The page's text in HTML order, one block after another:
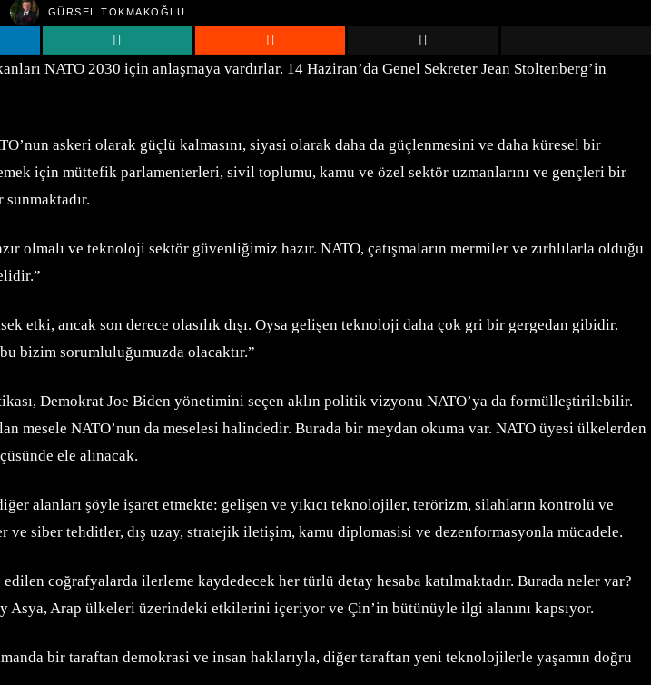
GÜRSEL TOKMAKOĞLU
NATO 2030 için anlaşmaya vardırlar. 14 Haziran’da Genel Sekreter Jean Stoltenberg’in
askeri olarak güçlü kalmasını, siyasi olarak daha da güçlenmesini ve daha küresel bir
için müttefik parlamenterleri, sivil toplumu, kamu ve özel sektör uzmanlarını ve gençleri bir
olmalı ve teknoloji sektör güvenliğimiz hazır. NATO, çatışmaların mermiler ve zırhlılarla olduğu
etki, ancak son derece olasılık dışı. Oysa gelişen teknoloji daha çok gri bir gergedan gibidir.
bizim sorumluluğumuzda olacaktır.”
Demokrat Joe Biden yönetimini seçen aklın politik vizyonu NATO’ya da formülleştirilebilir.
NATO’nun da meselesi halindedir. Burada bir meydan okuma var. NATO üyesi ülkelerden
ele alınacak.
alanları şöyle işaret etmekte: gelişen ve yıkıcı teknolojiler, terörizm, silahların kontrolü ve
siber tehditler, dış uzay, stratejik iletişim, kamu diplomasisi ve dezenformasyonla mücadele.
coğrafyalarda ilerleme kaydedecek her türlü detay hesaba katılmaktadır. Burada neler var?
Asya, Arap ülkeleri üzerindeki etkilerini içeriyor ve Çin’in bütünüyle ilgi alanını kapsıyor.
bir taraftan demokrasi ve insan haklarıyla, diğer taraftan yeni teknolojilerle yaşamın doğru